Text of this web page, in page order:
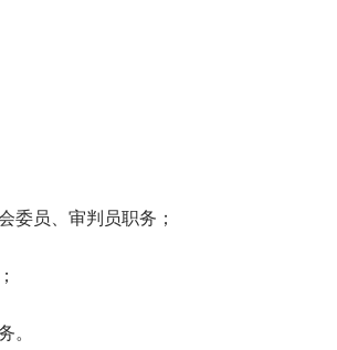
委员、审判员职务；
。